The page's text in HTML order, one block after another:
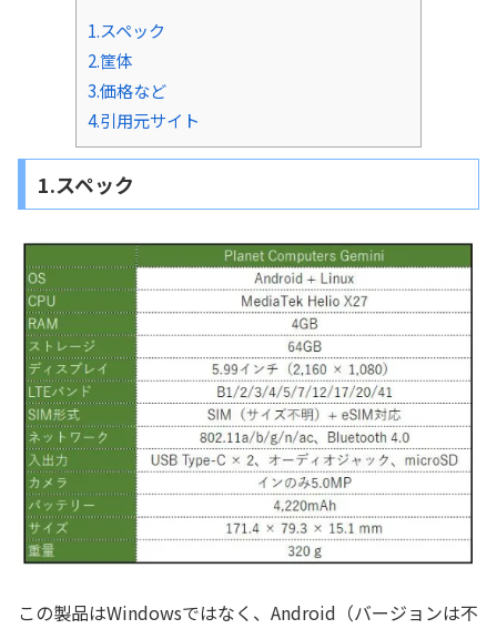
1.スペック
2.筐体
3.価格など
4.引用元サイト
1.スペック
この製品はWindowsではなく、Android（バージョンは不